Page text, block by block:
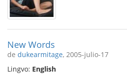
New Words
de dukearmitage, 2005-julio-17
Lingvo: English